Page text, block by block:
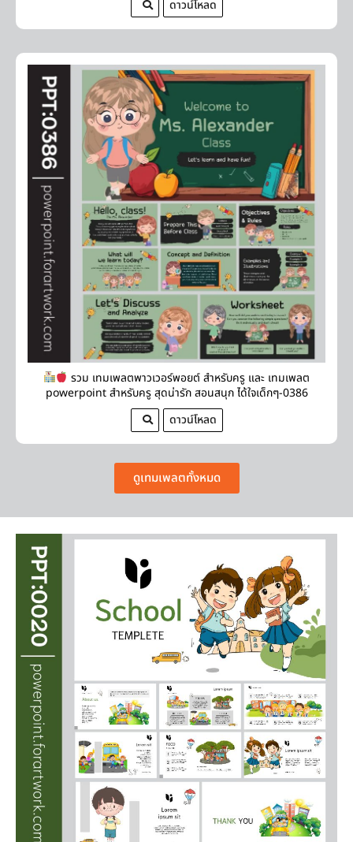
ดาวน์โหลด
รวม เทมเพลตพาวเวอร์พอยต์ สำหรับครู และ เทมเพลต
powerpoint สําหรับครู สุดน่ารัก สอนสนุก ได้ใจเด็กๆ-0386
ดาวน์โหลด
ดูเทมเพลตทั้งหมด